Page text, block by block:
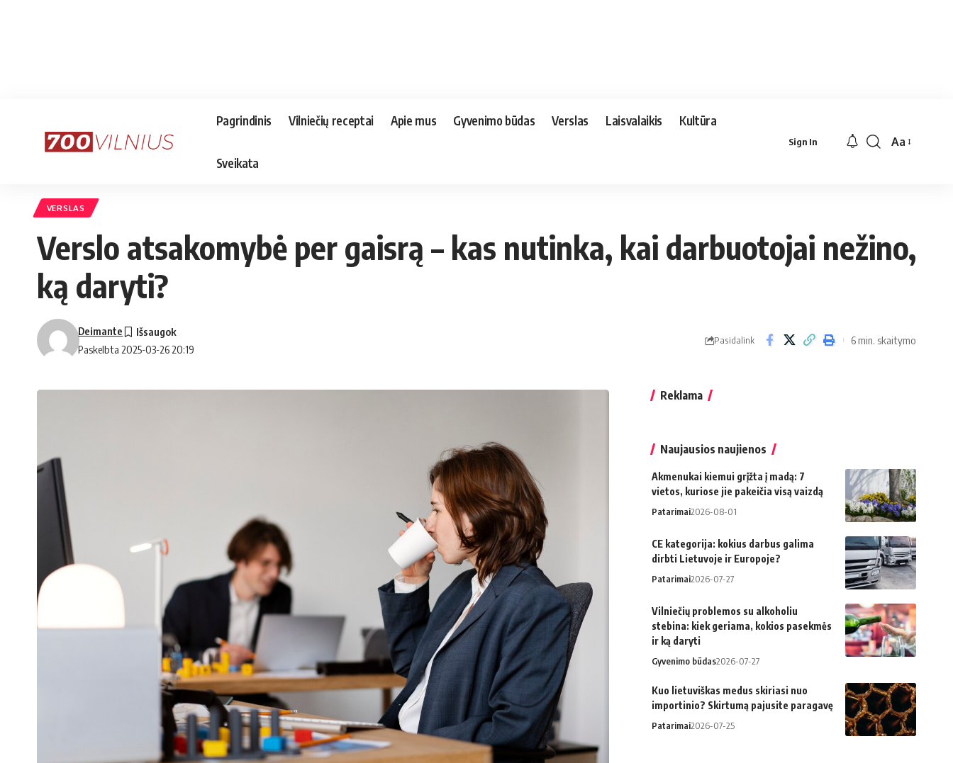
Pagrindinis Vilniečių receptai Apie mus Gyvenimo būdas Verslas Laisvalaikis Kultūra
Sveikata
Sign In
Font
Aa
VERSLAS
Verslo atsakomybė per gaisrą – kas nutinka, kai darbuotojai nežino,
ką daryti?
Paskelbta 2025-03-26 20:19
Deimante
Pasidalink 6 min. skaitymo
Reklama
Naujausios naujienos
Akmenukai kiemui grįžta į madą: 7
vietos, kuriose jie pakeičia visą vaizdą
Patarimai2026-08-01
CE kategorija: kokius darbus galima
dirbti Lietuvoje ir Europoje?
Patarimai2026-07-27
Vilniečių problemos su alkoholiu
stebina: kiek geriama, kokios pasekmės
ir ką daryti
Gyvenimo būdas2026-07-27
Kuo lietuviškas medus skiriasi nuo
importinio? Skirtumą pajusite paragavę
Patarimai2026-07-25